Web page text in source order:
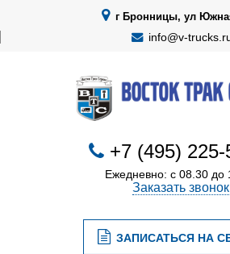
г Бронницы, ул
info@v-
+7 (495) 225-
Ежедневно: с 08.30 до
Заказать звонок
ЗАПИСАТЬСЯ НА